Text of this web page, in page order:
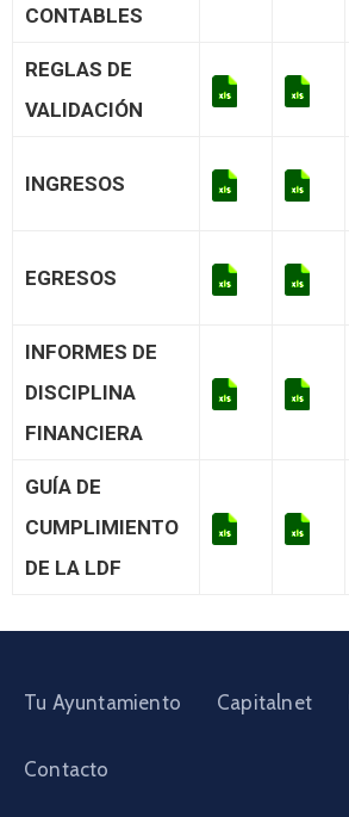
CONTABLES
REGLAS DE
VALIDACIÓN
INGRESOS
EGRESOS
INFORMES DE
DISCIPLINA
FINANCIERA
GUÍA DE
CUMPLIMIENTO
DE LA LDF
Tu Ayuntamiento Capitalnet
Contacto